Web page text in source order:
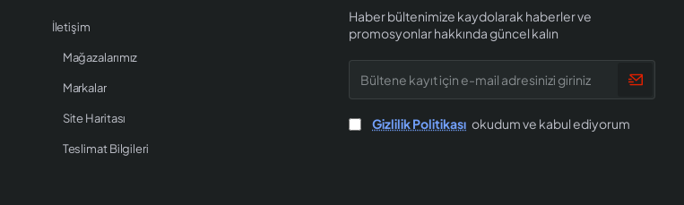
İletişim
Mağazalarımız
Markalar
Site Haritası
Teslimat Bilgileri
Haber bültenimize kaydolarak haberler ve
promosyonlar hakkında güncel kalın
kayıt
mail
Gizlilik Politikası okudum ve kabul ediyorum